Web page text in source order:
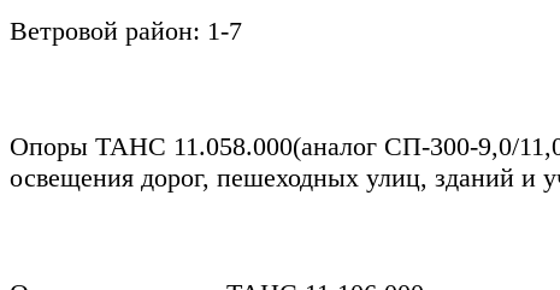
Ветровой район: 1-7
Опоры ТАНС 11.058.000(аналог СП-300-9,0/
освещения дорог, пешеходных улиц, зданий и